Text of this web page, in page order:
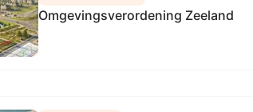
Omgevingsverordening Zeeland